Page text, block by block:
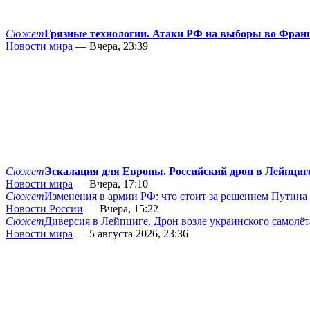
СюжетГрязные технологии. Атаки РФ на выборы во
Новости мира — Вчера, 23:39
СюжетЭскалация для Европы. Российский дрон в
Новости мира — Вчера, 17:10
СюжетИзменения в армии РФ: что стоит за решением Путина
Новости России — Вчера, 15:22
СюжетДиверсия в Лейпциге. Дрон возле украинского
Новости мира — 5 августа 2026, 23:36